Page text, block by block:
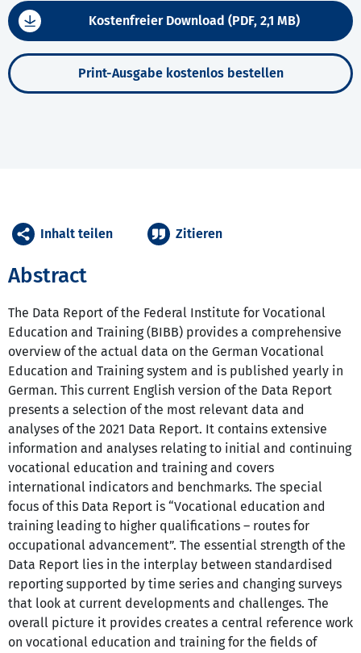
Kostenfreier Download (PDF, 2,1 MB)
Print-Ausgabe kostenlos bestellen
Abstract
The Data Report of the Federal Institute for Vocational
Education and Training (BIBB) provides a comprehensive
overview of the actual data on the German Vocational
Education and Training system and is published yearly in
German. This current English version of the Data Report
presents a selection of the most relevant data and
analyses of the 2021 Data Report. It contains extensive
information and analyses relating to initial and continuing
vocational education and training and covers
international indicators and benchmarks. The special
focus of this Data Report is “Vocational education and
training leading to higher qualifications – routes for
occupational advancement”. The essential strength of the
Data Report lies in the interplay between standardised
reporting supported by time series and changing surveys
that look at current developments and challenges. The
overall picture it provides creates a central reference work
on vocational education and training for the fields of
Inhalt teilen Zitieren